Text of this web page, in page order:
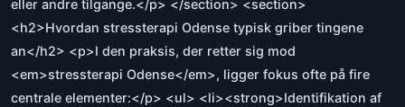
eller andre tilgange.</p> </section> <section>
<h2>Hvordan stressterapi Odense typisk griber tingene
an</h2> <p>I den praksis, der retter sig mod
<em>stressterapi Odense</em>, ligger fokus ofte på fire
centrale elementer:</p> <ul> <li><strong>Identifikation af